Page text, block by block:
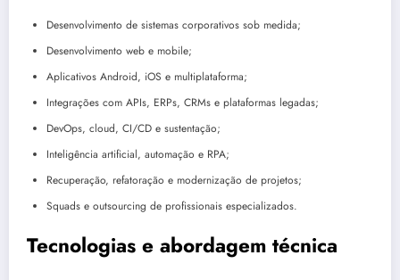
Desenvolvimento de sistemas corporativos sob medida;
Desenvolvimento web e mobile;
Aplicativos Android, iOS e multiplataforma;
Integrações com APIs, ERPs, CRMs e plataformas legadas;
DevOps, cloud, CI/CD e sustentação;
Inteligência artificial, automação e RPA;
Recuperação, refatoração e modernização de projetos;
Squads e outsourcing de profissionais especializados.
Tecnologias e abordagem técnica